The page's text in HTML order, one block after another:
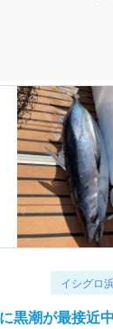
イシグロ
黒潮が最接近